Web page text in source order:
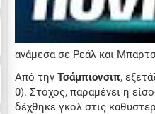
ανάμεσα σε Ρεάλ και
Από την Τσάμπιονσιπ,
0). Στόχος, παραμένει η
δέχθηκε γκολ στις